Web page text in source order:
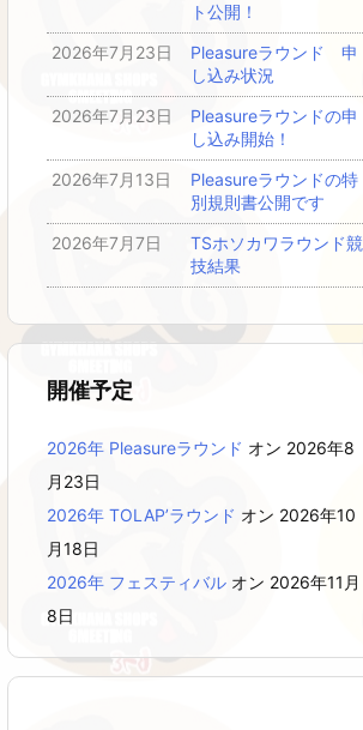
ト公開！
2026年7月23日
Pleasureラウンド 申
し込み状況
2026年7月23日
Pleasureラウンドの申
し込み開始！
2026年7月13日
Pleasureラウンドの特
別規則書公開です
2026年7月7日
TSホソカワラウンド競
技結果
開催予定
2026年 Pleasureラウンド オン 2026年8
月23日
2026年 TOLAP’ラウンド オン 2026年10
月18日
2026年 フェスティバル オン 2026年11月
8日